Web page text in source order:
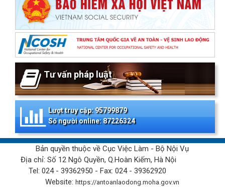
Tư vấn pháp luật
Lượt truy cập: 95799879
Số người online: 87226324
Bản quyền thuộc về Cục Việc Làm - Bộ Nội Vụ
Địa chỉ: Số 12 Ngô Quyền, Q.Hoàn Kiếm, Hà Nội
Tel: 024 - 39362950 - Fax: 024 - 39362920
Website:https://antoanlaodong.moha.gov.vn